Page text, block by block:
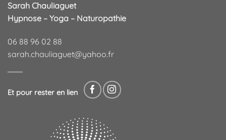
Sarah Chauliaguet
Hypnose – Yoga – Naturopathie
06 88 96 02 88
sarah.chauliaguet@yahoo.fr
Et pour rester en lien